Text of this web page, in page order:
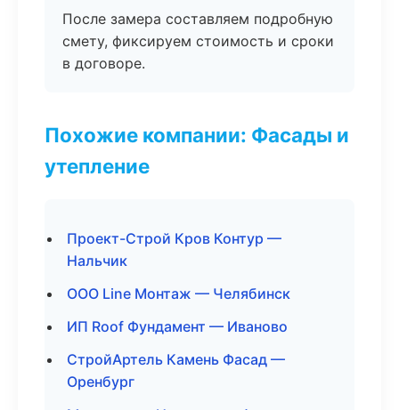
После замера составляем подробную
смету, фиксируем стоимость и сроки
в договоре.
Похожие компании: Фасады и
утепление
Проект-Строй Кров Контур —
Нальчик
ООО Line Монтаж — Челябинск
ИП Roof Фундамент — Иваново
СтройАртель Камень Фасад —
Оренбург